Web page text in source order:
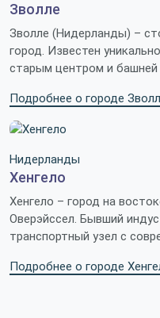
Зволле
Зволле (Нидерланды) –
город. Известен
старым центром и
Подробнее о городе
Нидерланды
Хенгело
Хенгело – город на
Оверэйссел. Бывший
транспортный узел с
Подробнее о городе